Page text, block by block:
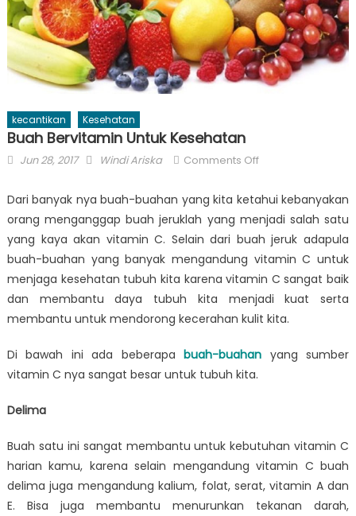
kecantikan Kesehatan
Buah Bervitamin Untuk Kesehatan
Posted
Jun 28, 2017 Author
Windi Ariska Comments Offon
Bervitamin
Untuk
Kesehatan
Dari banyak nya buah-buahan yang kita ketahui kebanyakan
orang menganggap buah jeruklah yang menjadi salah satu
yang kaya akan vitamin C. Selain dari buah jeruk adapula
buah-buahan yang banyak mengandung vitamin C untuk
menjaga kesehatan tubuh kita karena vitamin C sangat baik
dan membantu daya tubuh kita menjadi kuat serta
membantu untuk mendorong kecerahan kulit kita.
Di bawah ini ada beberapabuah-buahan yang sumber
vitamin C nya sangat besar untuk tubuh kita.
Delima
Buah satu ini sangat membantu untuk kebutuhan vitamin C
harian kamu, karena selain mengandung vitamin C buah
delima juga mengandung kalium, folat, serat, vitamin A dan
E. Bisa juga membantu menurunkan tekanan darah,